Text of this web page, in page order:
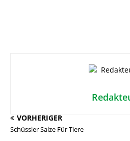
VORHERIGER
Schüssler Salze Für Tiere